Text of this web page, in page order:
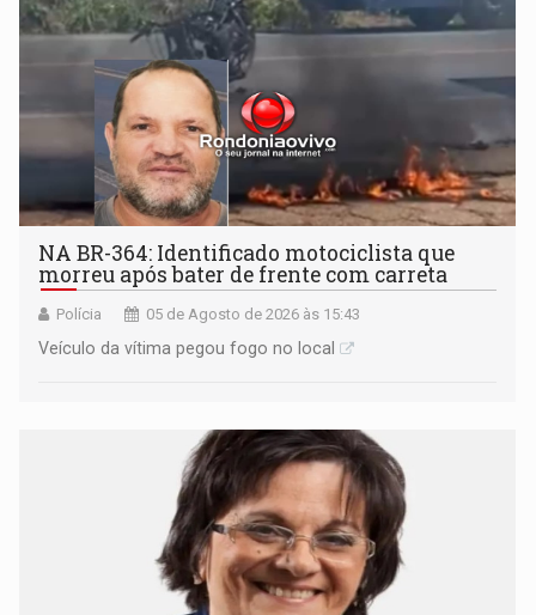
NA BR-364: Identificado motociclista que
morreu após bater de frente com carreta
Polícia 05 de Agosto de 2026 às 15:43
Veículo da vítima pegou fogo no local